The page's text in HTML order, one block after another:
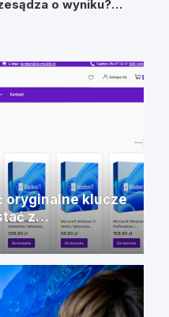
o wyniku?
Prymakowskim, CEO
oryginalne klucze
z